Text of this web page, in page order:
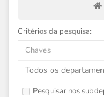
Critérios da pesquisa:
Todos os
Pesquisar nos